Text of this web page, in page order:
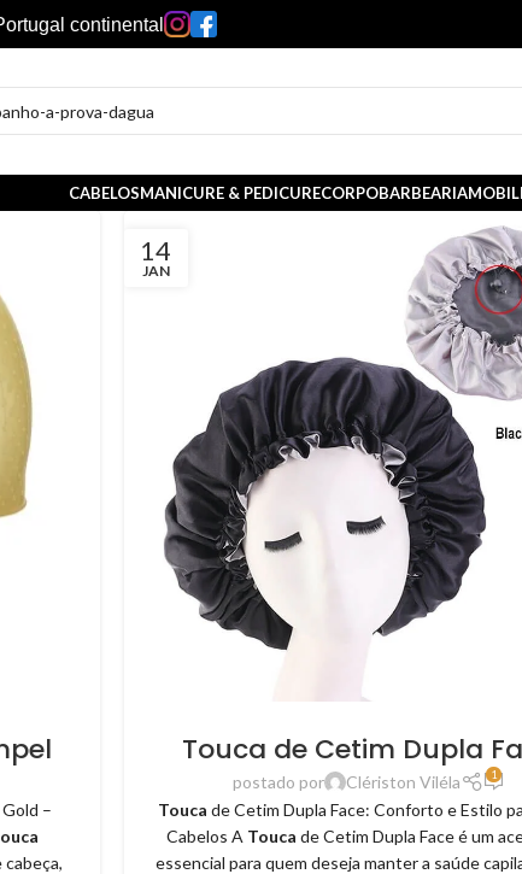
continental
CABELOSMANICURE & PEDICURECORPOBARBEARIA
–
14
JAN
Touca de Cetim Dupla
postado por Clériston Viléla 1
Touca de Cetim Dupla Face: Conforto e Estilo
Cabelos A Touca de Cetim Dupla Face é um
essencial para quem deseja manter a saúde